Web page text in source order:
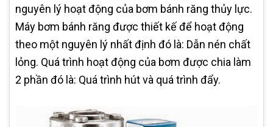
nguyên lý hoạt động của bơm bánh răng thủy lực.
Máy bơm bánh răng được thiết kế để hoạt động
theo một nguyên lý nhất định đó là: Dẫn nén chất
lỏng. Quá trình hoạt động của bơm được chia làm
2 phần đó là: Quá trình hút và quá trình đẩy.